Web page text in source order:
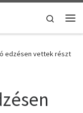
Search
edzésen vettek részt